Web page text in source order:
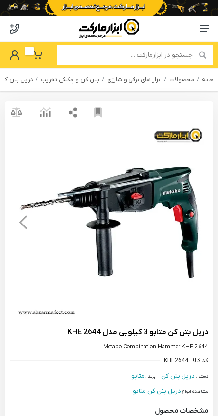
Menu Navigation
My Basket
Password
خانه محصولات ابزار های برقی و شارژی بتن کن و چکش تخریب دریل بتن کن
دریل بتن کن متابو 3 کیلویی مدل KHE 2644
Metabo Combination Hammer KHE 2644
کد کالا :KHE2644
دسته : دریل بتن کن برند : متابو
مشاهده انواع دریل بتن کن متابو
مشخصات محصول